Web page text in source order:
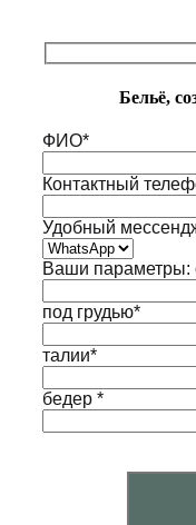
Бельё,
ФИО*
Контактный
Удобный
Ваши параметры:
под грудью*
талии*
бедер *